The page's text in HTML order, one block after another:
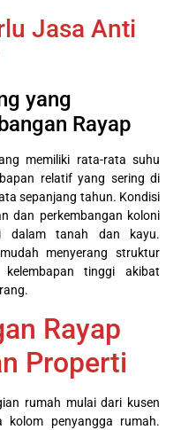
Jasa Anti
yang
Rayap
memiliki rata-rata suhu
relatif yang sering di
sepanjang tahun. Kondisi
dan perkembangan koloni
dalam tanah dan kayu.
menyerang struktur
tinggi akibat
Rayap
Properti
rumah mulai dari kusen
kolom penyangga rumah.